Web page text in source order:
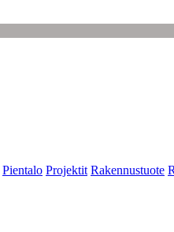
Pientalo Projektit Rakennustuote